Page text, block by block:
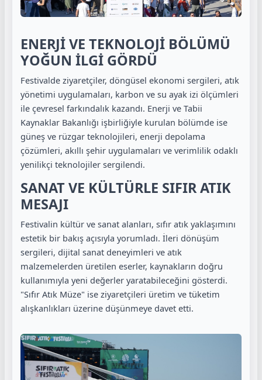
ENERJİ VE TEKNOLOJİ BÖLÜMÜ
YOĞUN İLGİ GÖRDÜ
Festivalde ziyaretçiler, döngüsel ekonomi sergileri, atık
yönetimi uygulamaları, karbon ve su ayak izi ölçümleri
ile çevresel farkındalık kazandı. Enerji ve Tabii
Kaynaklar Bakanlığı işbirliğiyle kurulan bölümde ise
güneş ve rüzgar teknolojileri, enerji depolama
çözümleri, akıllı şehir uygulamaları ve verimlilik odaklı
yenilikçi teknolojiler sergilendi.
SANAT VE KÜLTÜRLE SIFIR ATIK
MESAJI
Festivalin kültür ve sanat alanları, sıfır atık yaklaşımını
estetik bir bakış açısıyla yorumladı. İleri dönüşüm
sergileri, dijital sanat deneyimleri ve atık
malzemelerden üretilen eserler, kaynakların doğru
kullanımıyla yeni değerler yaratabileceğini gösterdi.
"Sıfır Atık Müze" ise ziyaretçileri üretim ve tüketim
alışkanlıkları üzerine düşünmeye davet etti.